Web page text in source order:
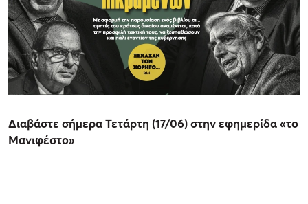
Διαβάστε σήμερα Τετάρτη (17/06) στην εφημερίδα «το
Μανιφέστο»